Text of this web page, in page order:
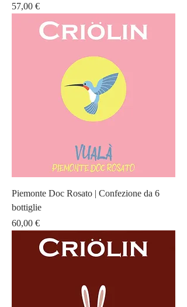
Prezzo
57,00 €
Piemonte Doc Rosato | Confezione da 6
bottiglie
Prezzo
60,00 €